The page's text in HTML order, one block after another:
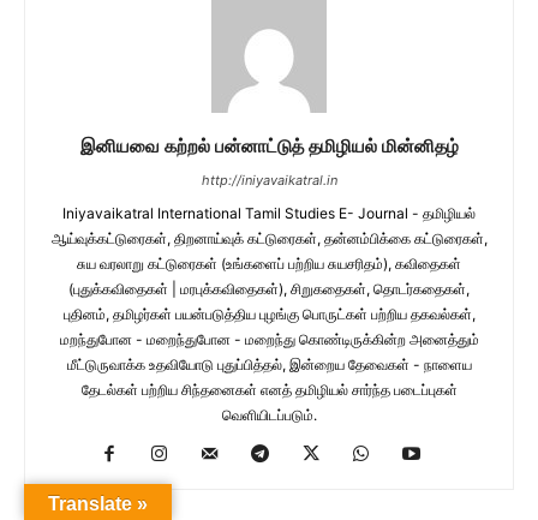
இனியவை கற்றல் பன்னாட்டுத் தமிழியல் மின்னிதழ்
http://iniyavaikatral.in
Iniyavaikatral International Tamil Studies E- Journal - தமிழியல்
ஆய்வுக்கட்டுரைகள், திறனாய்வுக் கட்டுரைகள், தன்னம்பிக்கை கட்டுரைகள்,
சுய வரலாறு கட்டுரைகள் (உங்களைப் பற்றிய சுயசரிதம்), கவிதைகள்
(புதுக்கவிதைகள் | மரபுக்கவிதைகள்), சிறுகதைகள், தொடர்கதைகள்,
புதினம், தமிழர்கள் பயன்படுத்திய புழங்கு பொருட்கள் பற்றிய தகவல்கள்,
மறந்துபோன - மறைந்துபோன - மறைந்து கொண்டிருக்கின்ற அனைத்தும்
மீட்டுருவாக்க உதவியோடு புதுப்பித்தல், இன்றைய தேவைகள் - நாளைய
தேடல்கள் பற்றிய சிந்தனைகள் எனத் தமிழியல் சார்ந்த படைப்புகள்
வெளியிடப்படும்.
Translate »